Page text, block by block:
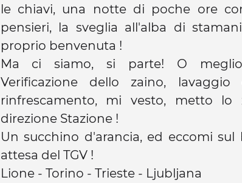
le chiavi, una notte di poche ore
pensieri, la sveglia all'alba di
proprio benvenuta !
Ma ci siamo, si parte! O meglio
Verificazione dello zaino,
rinfrescamento, mi vesto, metto lo
direzione Stazione !
Un succhino d'arancia, ed eccomi sul
attesa del TGV !
Lione - Torino - Trieste - Ljubljana